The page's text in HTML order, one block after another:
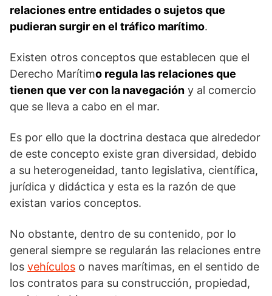
relaciones entre entidades o sujetos que
pudieran surgir en el tráfico marítimo.
Existen otros conceptos que establecen que el
Derecho Marítimo regula las relaciones que
tienen que ver con la navegación y al comercio
que se lleva a cabo en el mar.
Es por ello que la doctrina destaca que alrededor
de este concepto existe gran diversidad, debido
a su heterogeneidad, tanto legislativa, científica,
jurídica y didáctica y esta es la razón de que
existan varios conceptos.
No obstante, dentro de su contenido, por lo
general siempre se regularán las relaciones entre
los vehículos o naves marítimas, en el sentido de
los contratos para su construcción, propiedad,